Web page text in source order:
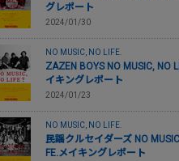
グレポート
2024/01/30
NO MUSIC, NO LIFE.
ZAZEN BOYS NO MUSIC, NO
イキングレポート
2024/01/23
NO MUSIC, NO LIFE.
民謡クルセイダーズ NO
FE.メイキングレポート